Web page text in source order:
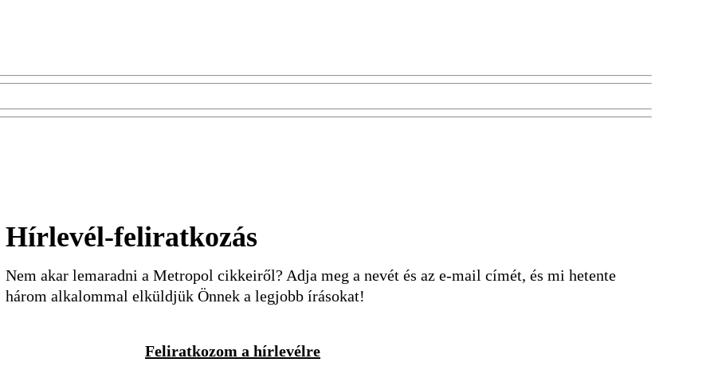
Hírlevél-feliratkozás
Nem akar lemaradni a Metropol cikkeiről? Adja meg a nevét és az e-mail címét, és mi hetente
három alkalommal elküldjük Önnek a legjobb írásokat!
Feliratkozom a hírlevélre